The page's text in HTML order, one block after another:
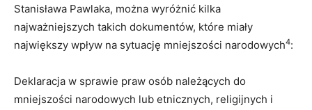
Stanisława Pawlaka, można wyróżnić kilka
najważniejszych takich dokumentów, które miały
największy wpływ na sytuację mniejszości narodowych4:
Deklaracja w sprawie praw osób należących do
mniejszości narodowych lub etnicznych, religijnych i